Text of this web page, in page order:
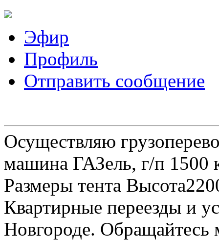
Эфир
Профиль
Отправить сообщение
Осуществляю
машина ГАЗель, г/п 1500
Размеры тента
Квартирные переезды и
Новгороде.